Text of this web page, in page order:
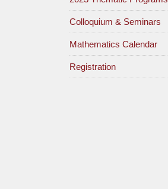
Colloquium & Seminars
Mathematics Calendar
Registration